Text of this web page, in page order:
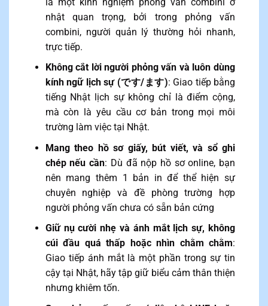
nhật quan trọng, bởi trong phỏng vấn
combini, người quản lý thường hỏi nhanh,
trực tiếp.
Không cắt lời người phỏng vấn và luôn dùng
kính ngữ lịch sự (です/ます): Giao tiếp bằng
tiếng Nhật lịch sự không chỉ là điểm cộng,
mà còn là yêu cầu cơ bản trong mọi môi
trường làm việc tại Nhật.
Mang theo hồ sơ giấy, bút viết, và sổ ghi
chép nếu cần: Dù đã nộp hồ sơ online, bạn
nên mang thêm 1 bản in để thể hiện sự
chuyên nghiệp và đề phòng trường hợp
người phỏng vấn chưa có sẵn bản cứng
Giữ nụ cười nhẹ và ánh mắt lịch sự, không
cúi đầu quá thấp hoặc nhìn chằm chằm:
Giao tiếp ánh mắt là một phần trong sự tin
cậy tại Nhật, hãy tập giữ biểu cảm thân thiện
nhưng khiêm tốn.